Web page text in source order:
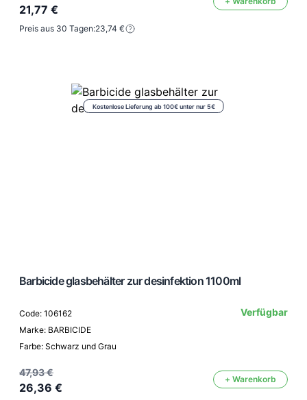
21,77 €
Preis aus 30 Tagen:23,74 €
Kostenlose Lieferung ab 100€ unter nur 5€
Barbicide glasbehälter zur desinfektion 1100ml
Code: 106162
Marke: BARBICIDE
Farbe: Schwarz und Grau
Verfügbar
47,93 €
26,36 €
+ Warenkorb